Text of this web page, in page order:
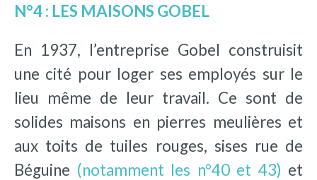
N°4 : LES MAISONS GOBEL
En 1937, l’entreprise Gobel construisit
une cité pour loger ses employés sur le
lieu même de leur travail. Ce sont de
solides maisons en pierres meulières et
aux toits de tuiles rouges, sises rue de
Béguine (notamment les n°40 et 43) et